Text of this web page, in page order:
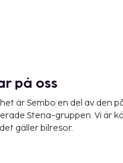
på oss
är Sembo en del av den
Stena-gruppen. Vi är
gäller bilresor.